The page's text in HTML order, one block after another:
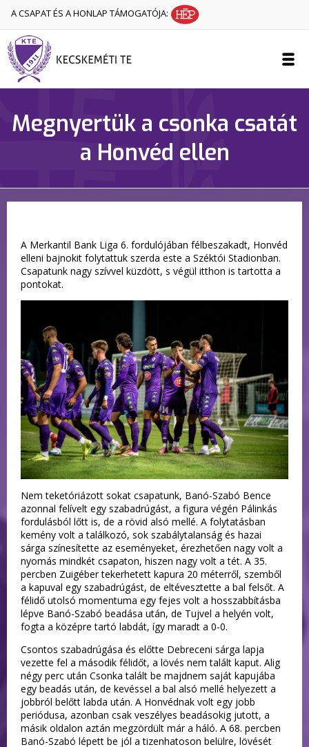
A CSAPAT ÉS A HONLAP TÁMOGATÓJA:
Megnyertük a csonka csatát
a Honvéd ellen
A Merkantil Bank Liga 6. fordulójában félbeszakadt, Honvéd
elleni bajnokit folytattuk szerda este a Széktói Stadionban.
Csapatunk nagy szívvel küzdött, s végül itthon is tartotta a
pontokat.
Nem teketóriázott sokat csapatunk, Banó-Szabó Bence
azonnal felívelt egy szabadrúgást, a figura végén Pálinkás
fordulásból lőtt is, de a rövid alsó mellé. A folytatásban
kemény volt a találkozó, sok szabálytalanság és hazai
sárga színesítette az eseményeket, érezhetően nagy volt a
nyomás mindkét csapaton, hiszen nagy volt a tét. A 35.
percben Zuigéber tekerhetett kapura 20 méterről, szemből
a kapuval egy szabadrúgást, de eltévesztette a bal felsőt. A
félidő utolsó momentuma egy fejes volt a hosszabbításba
lépve Banó-Szabó beadása után, de Tujvel a helyén volt,
fogta a középre tartó labdát, így maradt a 0-0.
Csontos szabadrúgása és előtte Debreceni sárga lapja
vezette fel a második félidőt, a lövés nem talált kaput. Alig
négy perc után Csonka talált be majdnem saját kapujába
egy beadás után, de kevéssel a bal alsó mellé helyezett a
jobbról belőtt labda után. A Honvédnak volt egy jobb
periódusa, azonban csak veszélyes beadásokig jutott, a
másik oldalon aztán megzördült már a háló. A 68. percben
Banó-Szabó lépett be jól a tizenhatoson belülre, lövését